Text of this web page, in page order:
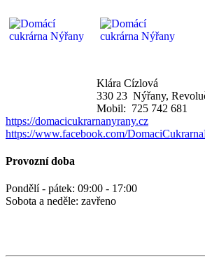
Klára Cízlová
330 23 Nýřany,
Mobil: 725 742 681
https://domacicukrarnanyrany.cz
https://www.facebook.com/
Provozní doba
Pondělí - pátek: 09:00 - 17:00
Sobota a neděle: zavřeno